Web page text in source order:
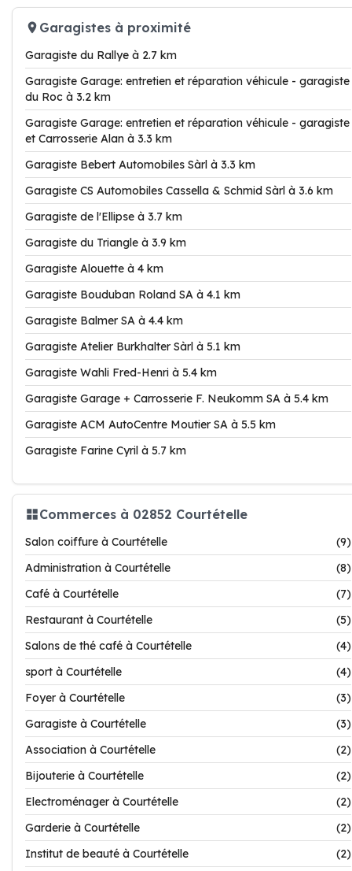
Garagistes à proximité
Garagiste du Rallye à 2.7 km
Garagiste Garage: entretien et réparation véhicule - garagiste
du Roc à 3.2 km
Garagiste Garage: entretien et réparation véhicule - garagiste
et Carrosserie Alan à 3.3 km
Garagiste Bebert Automobiles Sàrl à 3.3 km
Garagiste CS Automobiles Cassella & Schmid Sàrl à 3.6 km
Garagiste de l'Ellipse à 3.7 km
Garagiste du Triangle à 3.9 km
Garagiste Alouette à 4 km
Garagiste Bouduban Roland SA à 4.1 km
Garagiste Balmer SA à 4.4 km
Garagiste Atelier Burkhalter Sàrl à 5.1 km
Garagiste Wahli Fred-Henri à 5.4 km
Garagiste Garage + Carrosserie F. Neukomm SA à 5.4 km
Garagiste ACM AutoCentre Moutier SA à 5.5 km
Garagiste Farine Cyril à 5.7 km
Commerces à 02852 Courtételle
Salon coiffure à Courtételle
(9)
Administration à Courtételle
(8)
Café à Courtételle
(7)
Restaurant à Courtételle
(5)
Salons de thé café à Courtételle
(4)
sport à Courtételle
(4)
Foyer à Courtételle
(3)
Garagiste à Courtételle
(3)
Association à Courtételle
(2)
Bijouterie à Courtételle
(2)
Electroménager à Courtételle
(2)
Garderie à Courtételle
(2)
Institut de beauté à Courtételle
(2)